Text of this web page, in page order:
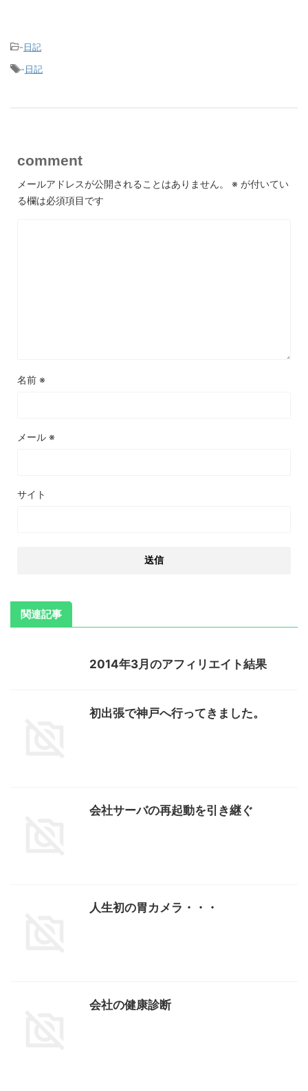
-日記
-日記
comment
メールアドレスが公開されることはありません。 ※ が付いてい
る欄は必須項目です
名前 ※
メール ※
サイト
関連記事
2014年3月のアフィリエイト結果
初出張で神戸へ行ってきました。
会社サーバの再起動を引き継ぐ
人生初の胃カメラ・・・
会社の健康診断